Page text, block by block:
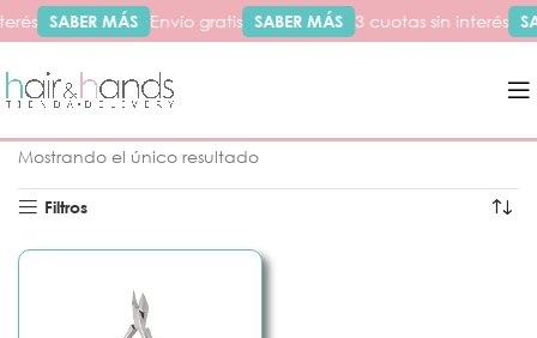
SABER MÁS Envío gratis SABER MÁS 3 cuotas sin interés
Mostrando el único resultado
Filtros